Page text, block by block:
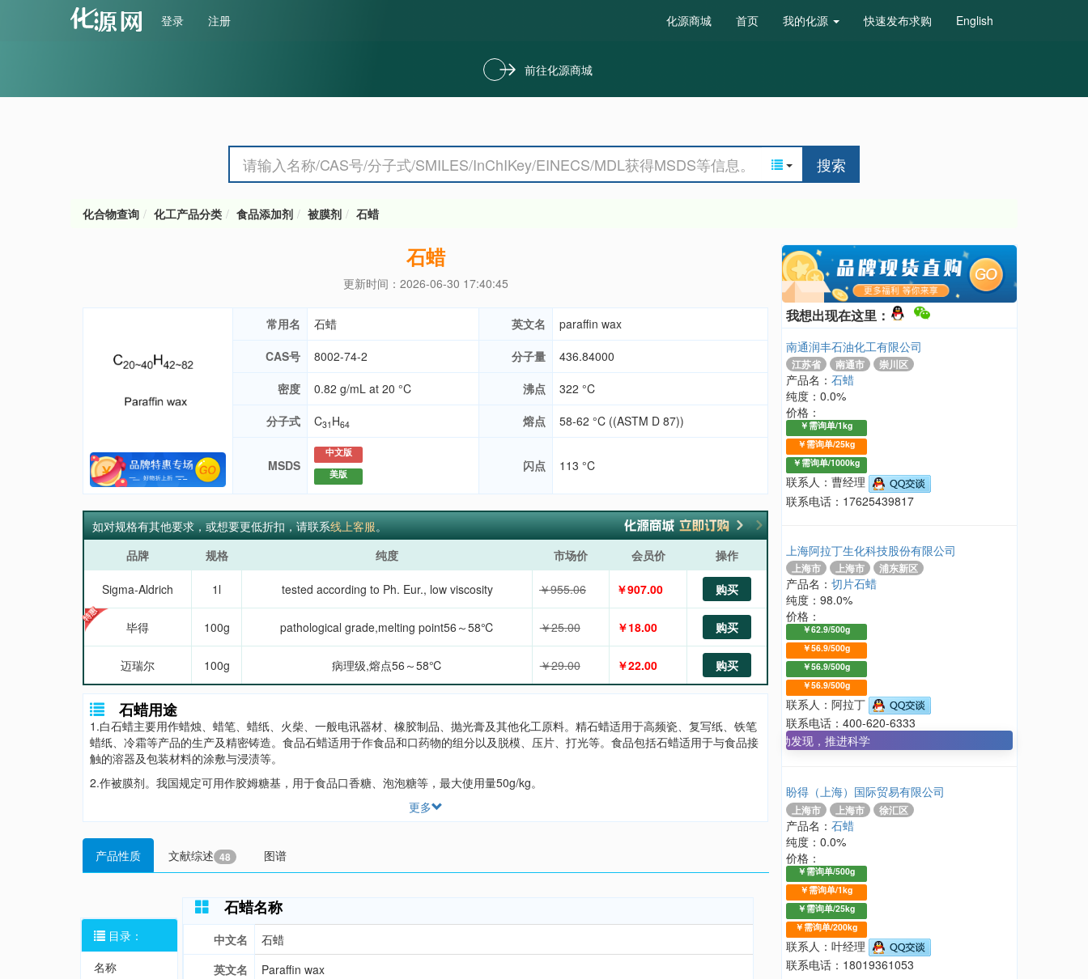
登录 注册 化源商城 首页 我的化源 快速发布求购 English
前往化源商城
搜索
化合物查询 化工产品分类 食品添加剂 被膜剂 石蜡
石蜡
更新时间：2026-06-30 17:40:45
常用名 石蜡 英文名
paraffin wax
CAS号
8002-74-2 分子量
436.84000
密度
0.82 g/mL at 20 °C 沸点
322 °C
分子式
C31 H64 熔点 58-62 °C ((ASTM D 87))
MSDS
中文版
美版
闪点 113 °C
如对规格有其他要求，或想要更低折扣，请联系线上客服。
品牌
规格 纯度 市场价 会员价 操作
Sigma-Aldrich 1l tested according to Ph. Eur., low viscosity ￥955.06 ￥907.00 购买
毕得 100g pathological grade,melting point56～58℃ ￥25.00 ￥18.00 购买
迈瑞尔 100g 病理级,熔点56～58℃ ￥29.00 ￥22.00 购买
石蜡用途
1.白石蜡主要用作蜡烛、蜡笔、蜡纸、火柴、一般电讯器材、橡胶制品、抛光膏及其他化工原料。精石蜡适用于高频瓷、复写纸、铁笔
蜡纸、冷霜等产品的生产及精密铸造。食品石蜡适用于作食品和口药物的组分以及脱模、压片、打光等。食品包括石蜡适用于与食品接
触的溶器及包装材料的涂敷与浸渍等。
2.作被膜剂。我国规定可用作胶姆糖基，用于食品口香糖、泡泡糖等，最大使用量50g/kg。
更多
产品性质 文献综述 48 图谱
目录：
名称
石蜡名称
中文名
石蜡
英文名
Paraffin wax
我想出现在这里：
南通润丰石油化工有限公司
江苏省 南通市 崇川区
产品名： 石蜡
纯度：0.0%
价格：
￥需询单/1kg
￥需询单/25kg
￥需询单/1000kg
联系人：曹经理
联系电话：17625439817
上海阿拉丁生化科技股份有限公司
上海市 上海市 浦东新区
产品名： 切片石蜡
纯度：98.0%
价格：
￥62.9/500g
￥56.9/500g
￥56.9/500g
￥56.9/500g
联系人：阿拉丁
联系电话：400-620-6333
阿拉丁：推动发现，推进科学
盼得（上海）国际贸易有限公司
上海市 上海市 徐汇区
产品名： 石蜡
纯度：0.0%
价格：
￥需询单/500g
￥需询单/1kg
￥需询单/25kg
￥需询单/200kg
联系人：叶经理
联系电话：18019361053